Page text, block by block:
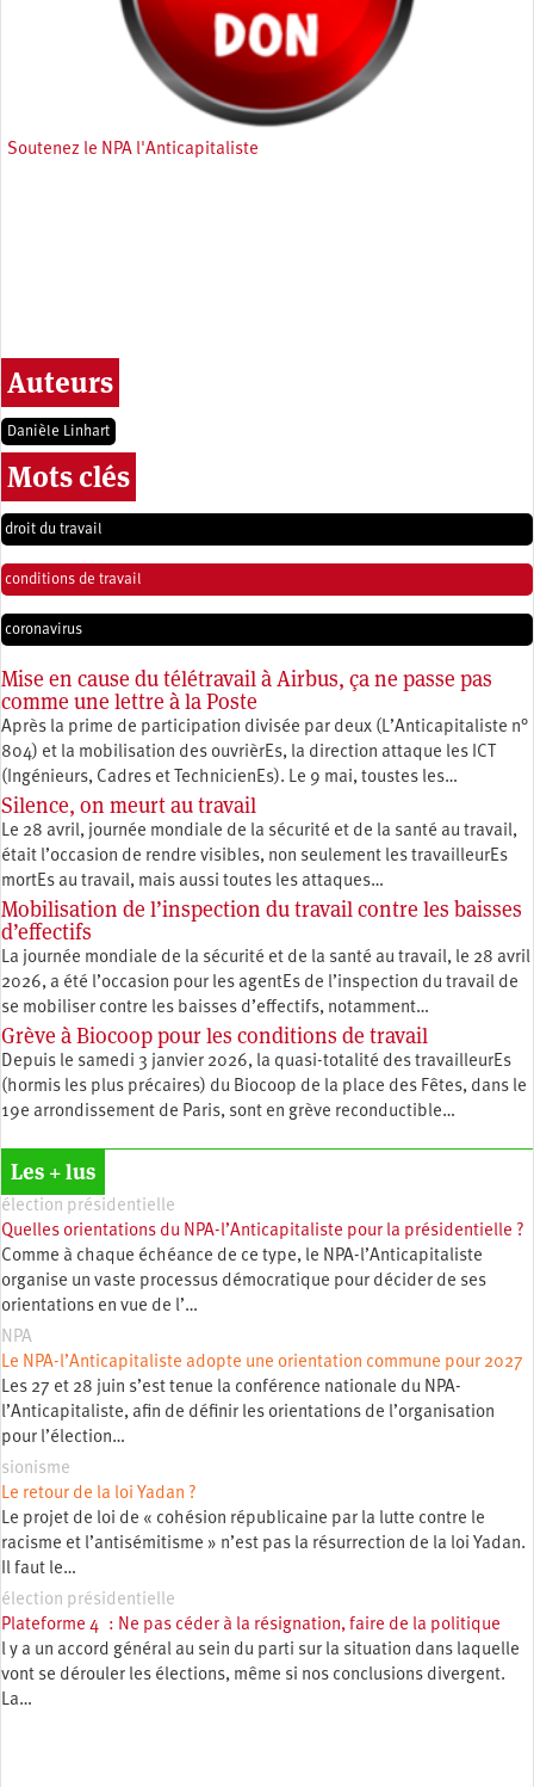
Soutenez le NPA l'Anticapitaliste
Auteurs
Danièle Linhart
Mots clés
droit du travail
conditions de travail
coronavirus
Mise en cause du télétravail à Airbus, ça ne passe pas
comme une lettre à la Poste
Après la prime de participation divisée par deux (L’Anticapitaliste n°
804) et la mobilisation des ouvrièrEs, la direction attaque les ICT
(Ingénieurs, Cadres et TechnicienEs). Le 9 mai, toustes les…
Silence, on meurt au travail
Le 28 avril, journée mondiale de la sécurité et de la santé au travail,
était l’occasion de rendre visibles, non seulement les travailleurEs
mortEs au travail, mais aussi toutes les attaques…
Mobilisation de l’inspection du travail contre les baisses
d’effectifs
La journée mondiale de la sécurité et de la santé au travail, le 28 avril
2026, a été l’occasion pour les agentEs de l’inspection du travail de
se mobiliser contre les baisses d’effectifs, notamment…
Grève à Biocoop pour les conditions de travail
Depuis le samedi 3 janvier 2026, la quasi-totalité des travailleurEs
(hormis les plus précaires) du Biocoop de la place des Fêtes, dans le
19e arrondissement de Paris, sont en grève reconductible…
Les + lus
élection présidentielle
Quelles orientations du NPA-l’Anticapitaliste pour la présidentielle ?
Comme à chaque échéance de ce type, le NPA-l’Anticapitaliste
organise un vaste processus démocratique pour décider de ses
orientations en vue de l’…
NPA
Le NPA-l’Anticapitaliste adopte une orientation commune pour 2027
Les 27 et 28 juin s’est tenue la conférence nationale du NPA-
l’Anticapitaliste, afin de définir les orientations de l’organisation
pour l’élection…
sionisme
Le retour de la loi Yadan ?
Le projet de loi de « cohésion républicaine par la lutte contre le
racisme et l’antisémitisme » n’est pas la résurrection de la loi Yadan.
Il faut le…
élection présidentielle
Plateforme 4 : Ne pas céder à la résignation, faire de la politique
l y a un accord général au sein du parti sur la situation dans laquelle
vont se dérouler les élections, même si nos conclusions divergent.
La…